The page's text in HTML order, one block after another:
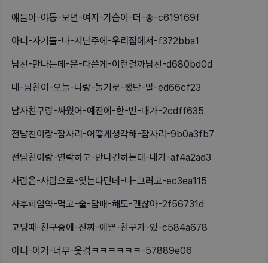
얘들아-야동-보면-여자-가슴이-더-좋-c619169f
아니-자기들-나-지난주에-우리집에서-f372bba1
남친-만나는데-운-다쓴게-이런걸까남친-d680bd0d
내-남친이-오늘-나랑-놀기로-했단-말-ed66cf23
남자친구랑-싸웠어-예전에-한-번-내가-2cdff635
전남친이랑-잠자리-어떻게생각해-잠자리-9b0a3fb7
전남친이랑-연락하고-만나긴하는대-내가-af4a2ad3
사람은-사람으로-잊는다던데-나-그러고-ec3ea115
사후피임약-먹고-술-담배-해도-괜찮아-2f56731d
고딩때-친구중에-진짜-예쁜-친구가-있-c584a678
아니-이거-너무-웃곀ㅋㅋㅋㅋㅋㅋ-57889e06